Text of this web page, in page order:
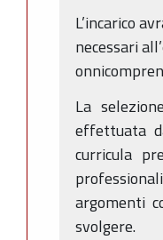
L’incarico
necessari
La
effettuata
curricula
argomenti
svolgere.